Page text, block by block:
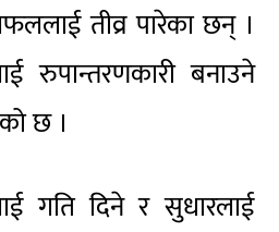
तीव्र पारेका छन् ।
रुपान्तरणकारी बनाउने
छ ।
गति दिने र सुधारलाई